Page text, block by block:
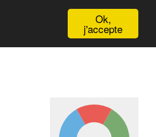
Ok,
j'accepte